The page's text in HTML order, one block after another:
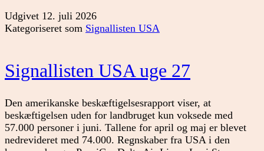
uge
28
Udgivet 12. juli 2026
Kategoriseret som Signallisten USA
Signallisten USA uge 27
Den amerikanske beskæftigelsesrapport viser, at
beskæftigelsen uden for landbruget kun voksede med
57.000 personer i juni. Tallene for april og maj er blevet
nedrevideret med 74.000. Regnskaber fra USA i den